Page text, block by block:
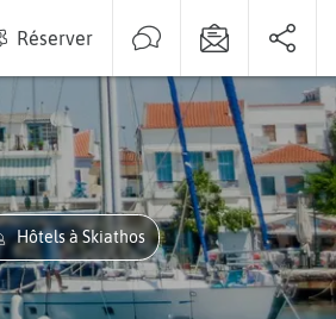
Réserver
Hôtels à Skiathos